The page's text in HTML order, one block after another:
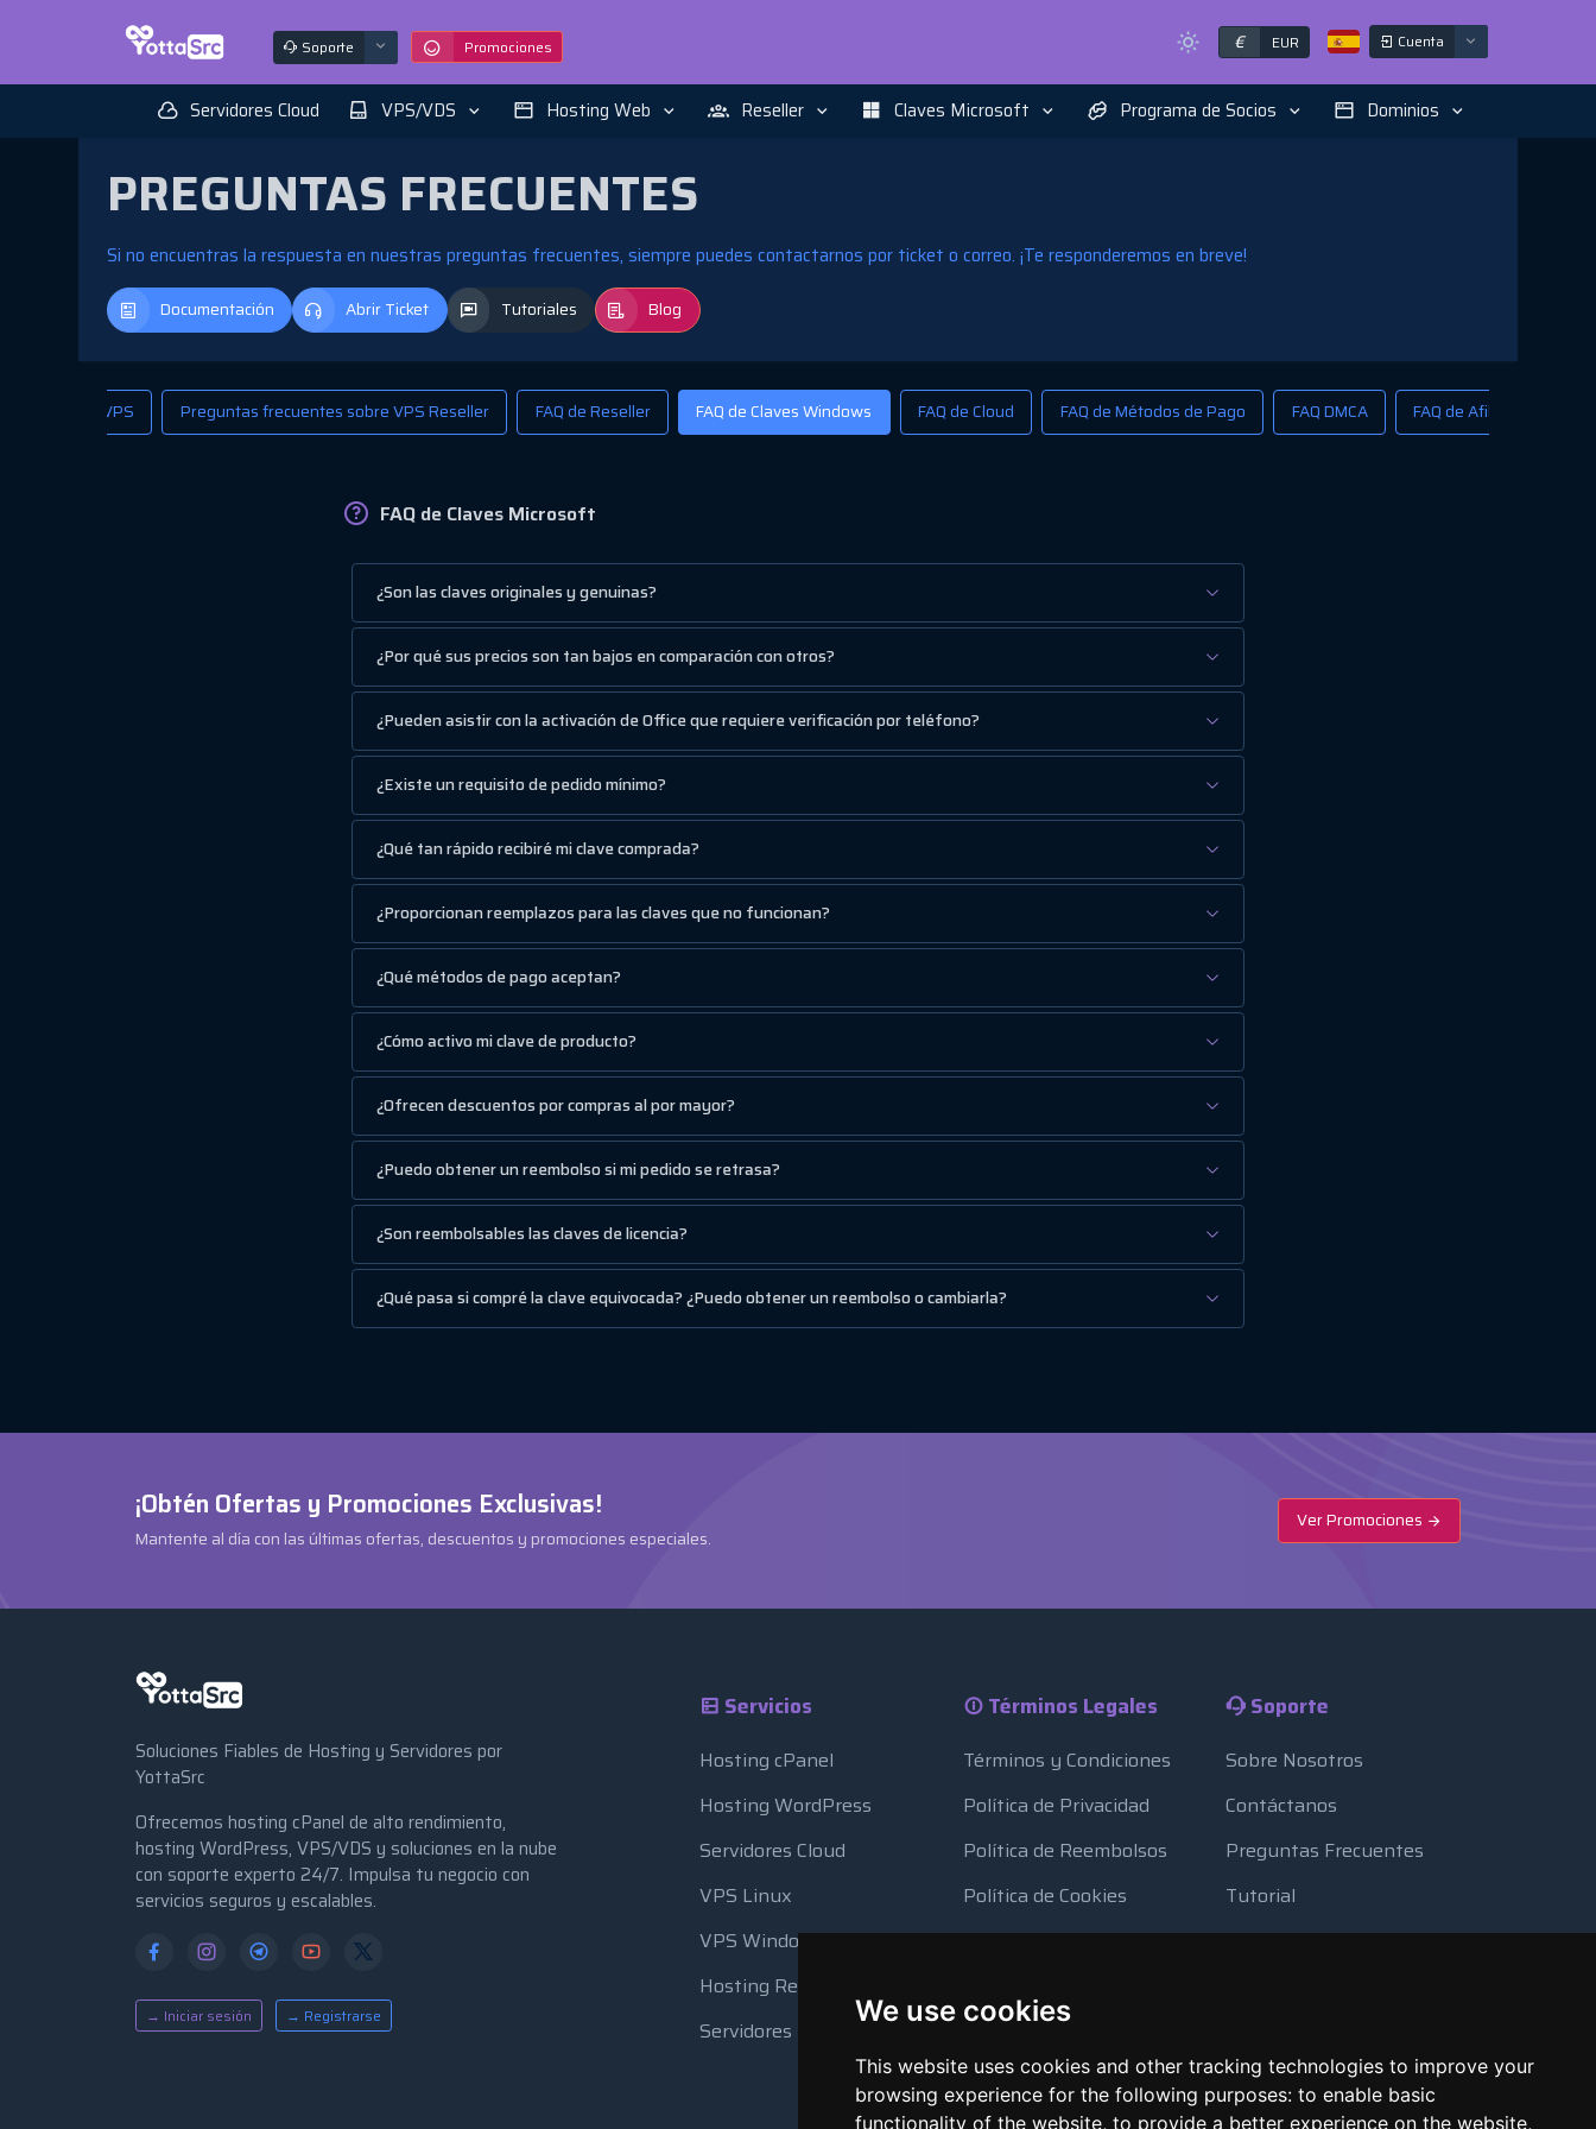
We use cookies
This website uses cookies and other tracking technologies to improve your
browsing experience for the following purposes: to enable basic
functionality of the website, to provide a better experience on the website,
Soporte Promociones € EUR Cuenta
Servidores Cloud VPS/VDS Hosting Web Reseller Claves Microsoft Programa de Socios Dominios
PREGUNTAS FRECUENTES
Si no encuentras la respuesta en nuestras preguntas frecuentes, siempre puedes contactarnos por ticket o correo. ¡Te responderemos en breve!
Documentación Abrir Ticket Tutoriales Blog
FAQ de VPS Preguntas frecuentes sobre VPS Reseller FAQ de Reseller FAQ de Claves Windows FAQ de Cloud FAQ de Métodos de Pago FAQ DMCA FAQ de Afiliados
FAQ de Claves Microsoft
¿Son las claves originales y genuinas?
¿Por qué sus precios son tan bajos en comparación con otros?
¿Pueden asistir con la activación de Office que requiere verificación por teléfono?
¿Existe un requisito de pedido mínimo?
¿Qué tan rápido recibiré mi clave comprada?
¿Proporcionan reemplazos para las claves que no funcionan?
¿Qué métodos de pago aceptan?
¿Cómo activo mi clave de producto?
¿Ofrecen descuentos por compras al por mayor?
¿Puedo obtener un reembolso si mi pedido se retrasa?
¿Son reembolsables las claves de licencia?
¿Qué pasa si compré la clave equivocada? ¿Puedo obtener un reembolso o cambiarla?
¡Obtén Ofertas y Promociones Exclusivas!
Mantente al día con las últimas ofertas, descuentos y promociones especiales.
Ver Promociones
Soluciones Fiables de Hosting y Servidores por
YottaSrc
Ofrecemos hosting cPanel de alto rendimiento,
hosting WordPress, VPS/VDS y soluciones en la nube
con soporte experto 24/7. Impulsa tu negocio con
servicios seguros y escalables.
→ Iniciar sesión → Registrarse
Servicios
Hosting cPanel
Hosting WordPress
Servidores Cloud
VPS Linux
VPS Windows
Hosting Reseller
Servidores Dedicados
Términos Legales
Términos y Condiciones
Política de Privacidad
Política de Reembolsos
Política de Cookies
Uso de Recursos
Automática
Soporte
Sobre Nosotros
Contáctanos
Preguntas Frecuentes
Tutorial
Blog
Reportar Abuso